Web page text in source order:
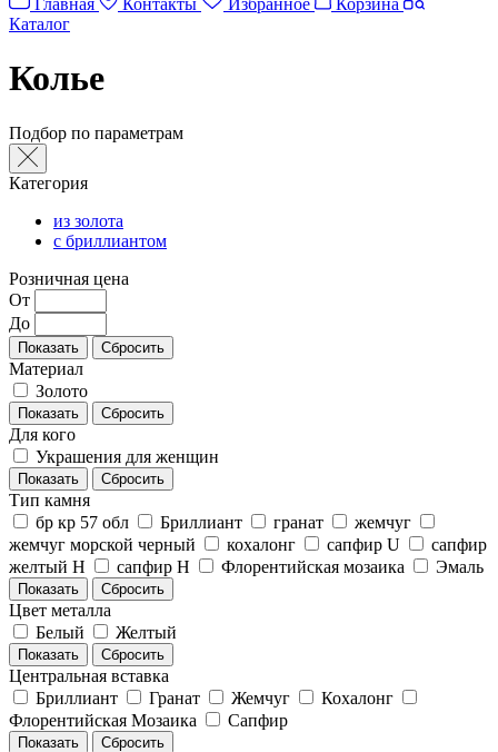
Главная Контакты Избранное
Корзина
Каталог
Колье
Подбор по параметрам
Категория
из золота
с бриллиантом
Розничная цена
От
До
Материал
Золото
Для кого
Украшения для женщин
Тип камня
бр кр 57 обл
Бриллиант гранат
жемчуг
жемчуг морской черный
кохалонг сапфир U
сапфир
желтый Н
сапфир Н Флорентийская мозаика Эмаль
Цвет металла
Белый
Желтый
Центральная вставка
Бриллиант
Гранат Жемчуг
Кохалонг
Флорентийская Мозаика
Сапфир